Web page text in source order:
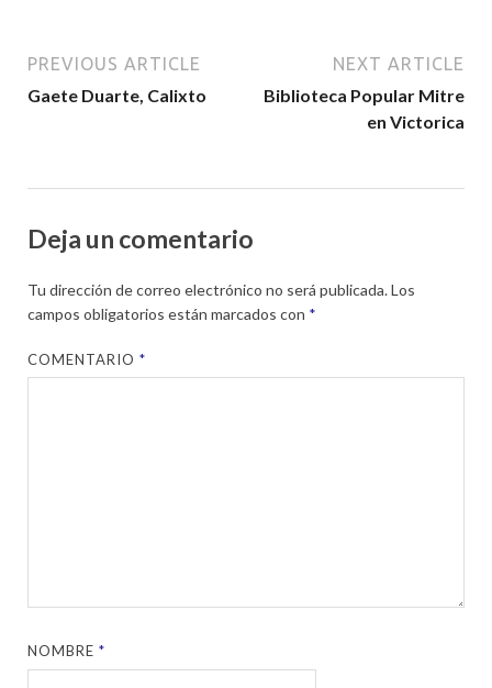
PREVIOUS ARTICLE
Gaete Duarte, Calixto
NEXT ARTICLE
Biblioteca Popular Mitre
en Victorica
Deja un comentario
Tu dirección de correo electrónico no será publicada.Los
campos obligatorios están marcados con *
COMENTARIO*
NOMBRE*